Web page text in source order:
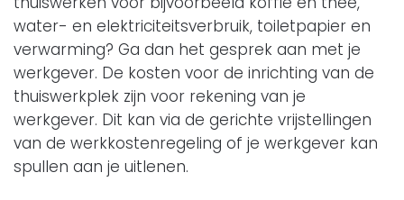
water- en elektriciteitsverbruik, toiletpapier en
verwarming? Ga dan het gesprek aan met je
werkgever. De kosten voor de inrichting van de
thuiswerkplek zijn voor rekening van je
werkgever. Dit kan via de gerichte vrijstellingen
van de werkkostenregeling of je werkgever kan
spullen aan je uitlenen.